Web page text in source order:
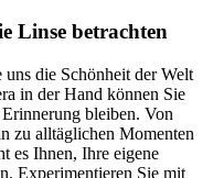
Linse betrachten
die Schönheit der Welt
in der Hand können Sie
bleiben. Von
zu alltäglichen Momenten
es Ihnen, Ihre eigene
Experimentieren Sie mit